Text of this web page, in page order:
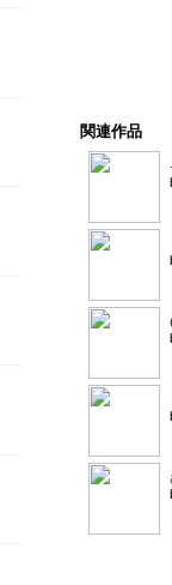
関連作品